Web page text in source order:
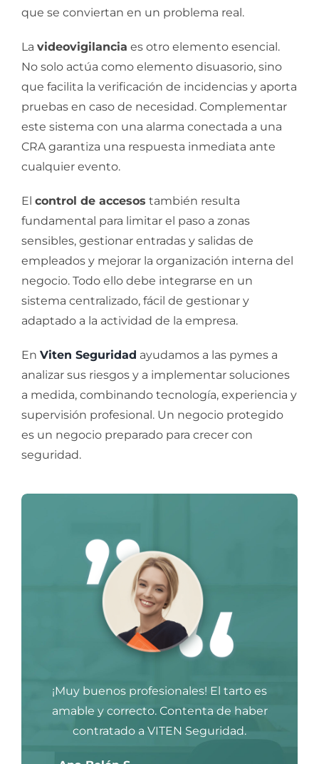
que se conviertan en un problema real.
La videovigilancia es otro elemento esencial.
No solo actúa como elemento disuasorio, sino
que facilita la verificación de incidencias y aporta
pruebas en caso de necesidad. Complementar
este sistema con una alarma conectada a una
CRA garantiza una respuesta inmediata ante
cualquier evento.
El control de accesos también resulta
fundamental para limitar el paso a zonas
sensibles, gestionar entradas y salidas de
empleados y mejorar la organización interna del
negocio. Todo ello debe integrarse en un
sistema centralizado, fácil de gestionar y
adaptado a la actividad de la empresa.
En Viten Seguridad ayudamos a las pymes a
analizar sus riesgos y a implementar soluciones
a medida, combinando tecnología, experiencia y
supervisión profesional. Un negocio protegido
es un negocio preparado para crecer con
seguridad.
¡Muy buenos profesionales! El tarto es
amable y correcto. Contenta de haber
contratado a VITEN Seguridad.